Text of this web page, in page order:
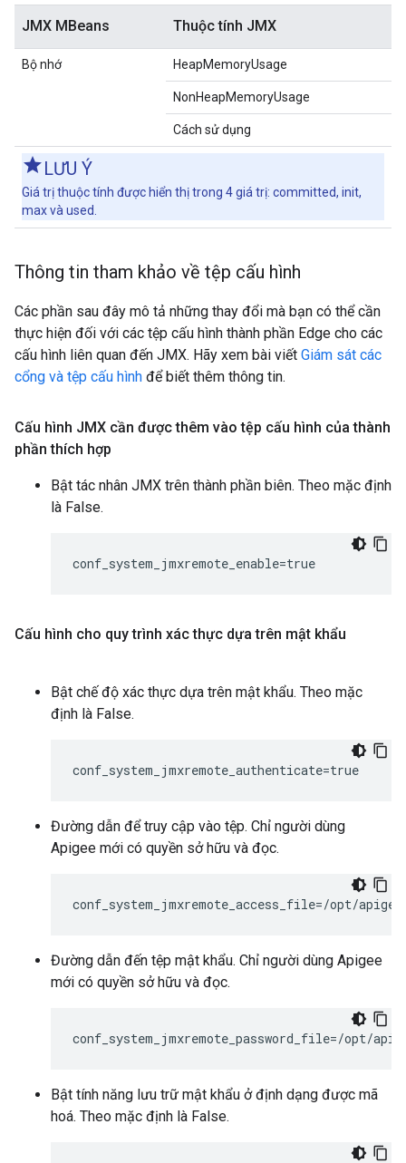
JMX MBeans Thuộc tính JMX
Bộ nhớ HeapMemoryUsage
NonHeapMemoryUsage
Cách sử dụng
LƯU Ý
Giá trị thuộc tính được hiển thị trong 4 giá trị: committed, init,
max và used.
Thông tin tham khảo về tệp cấu hình
Các phần sau đây mô tả những thay đổi mà bạn có thể cần
thực hiện đối với các tệp cấu hình thành phần Edge cho các
cấu hình liên quan đến JMX. Hãy xem bài viết Giám sát các
cổng và tệp cấu hình để biết thêm thông tin.
Cấu hình JMX cần được thêm vào tệp cấu hình của thành
phần thích hợp
Bật tác nhân JMX trên thành phần biên. Theo mặc định
là False.
conf_system_jmxremote_enable=true
Cấu hình cho quy trình xác thực dựa trên mật khẩu
Bật chế độ xác thực dựa trên mật khẩu. Theo mặc
định là False.
conf_system_jmxremote_authenticate=true
Đường dẫn để truy cập vào tệp. Chỉ người dùng
Apigee mới có quyền sở hữu và đọc.
conf_system_jmxremote_access_file=/opt/
Đường dẫn đến tệp mật khẩu. Chỉ người dùng Apigee
mới có quyền sở hữu và đọc.
conf_system_jmxremote_password_file=/opt/
Bật tính năng lưu trữ mật khẩu ở định dạng được mã
hoá. Theo mặc định là False.